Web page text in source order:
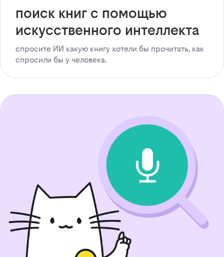
поиск книг с помощью
искусственного интеллекта
спросите ИИ какую книгу хотели бы прочитать, как
спросили бы у человека.